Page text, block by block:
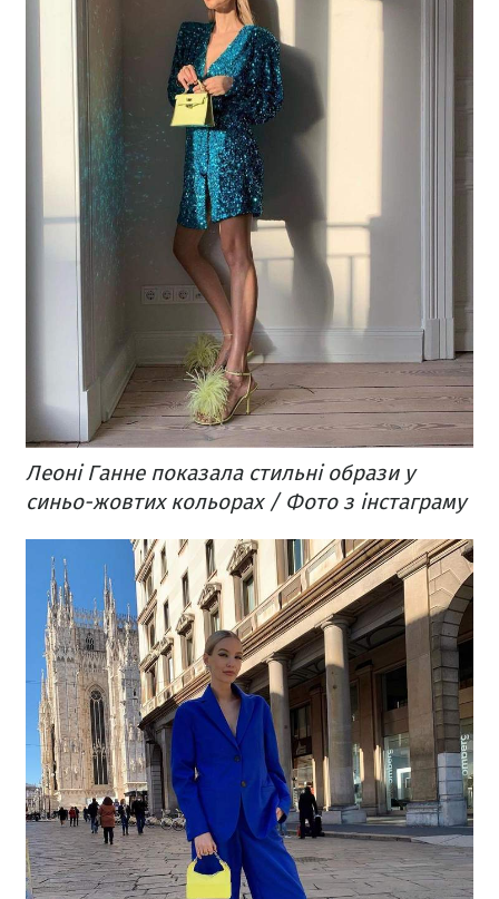
Леоні Ганне показала стильні образи у
синьо-жовтих кольорах / Фото з інстаграму